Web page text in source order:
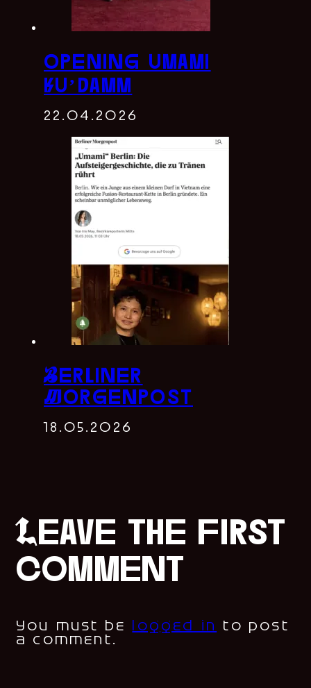
opening umami
ku’damm
22.04.2026
Berliner
Morgenpost
18.05.2026
Leave the first
comment
You must be logged in
to post
a comment.